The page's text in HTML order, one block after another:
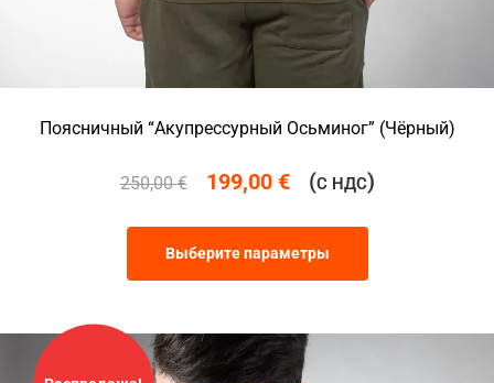
Поясничный “Акупрессурный Осьминог” (Чёрный)
250,00€ 199,00 € (С НДС)
Выберите параметры